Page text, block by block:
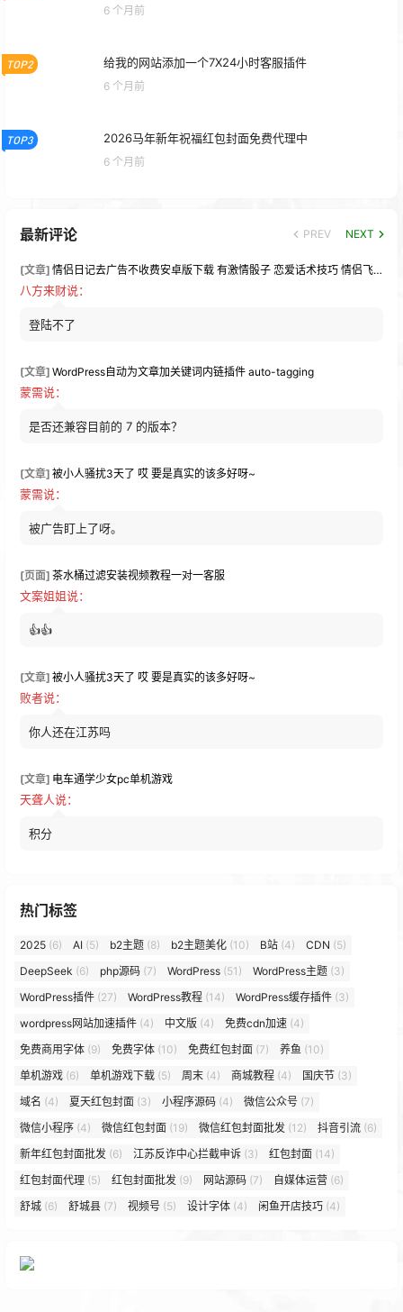
6 个月前
TOP2 给我的网站添加一个7X24小时客服插件
6 个月前
TOP3 2026马年新年祝福红包封面免费代理中
6 个月前
最新评论 PREV NEXT
[文章] 情侣日记去广告不收费安卓版下载 有激情骰子 恋爱话术技巧 情侣飞行棋功能
八方来财说：
登陆不了
[文章] WordPress自动为文章加关键词内链插件 auto-tagging
蒙需说：
是否还兼容目前的 7 的版本？
[文章] 被小人骚扰3天了 哎 要是真实的该多好呀~
蒙需说：
被广告盯上了呀。
[页面] 茶水桶过滤安装视频教程一对一客服
文案姐姐说：
👍👍
[文章] 被小人骚扰3天了 哎 要是真实的该多好呀~
败者说：
你人还在江苏吗
[文章] 电车通学少女pc单机游戏
天聋人说：
积分
热门标签
2025 (6) AI (5) b2主题 (8) b2主题美化 (10) B站 (4) CDN (5)
DeepSeek (6) php源码 (7) WordPress (51) WordPress主题 (3)
WordPress插件 (27) WordPress教程 (14) WordPress缓存插件 (3)
wordpress网站加速插件 (4) 中文版 (4) 免费cdn加速 (4)
免费商用字体 (9) 免费字体 (10) 免费红包封面 (7) 养鱼 (10)
单机游戏 (6) 单机游戏下载 (5) 周末 (4) 商城教程 (4) 国庆节 (3)
域名 (4) 夏天红包封面 (3) 小程序源码 (4) 微信公众号 (7)
微信小程序 (4) 微信红包封面 (19) 微信红包封面批发 (12) 抖音引流 (6)
新年红包封面批发 (6) 江苏反诈中心拦截申诉 (3) 红包封面 (14)
红包封面代理 (5) 红包封面批发 (9) 网站源码 (7) 自媒体运营 (6)
舒城 (6) 舒城县 (7) 视频号 (5) 设计字体 (4) 闲鱼开店技巧 (4)